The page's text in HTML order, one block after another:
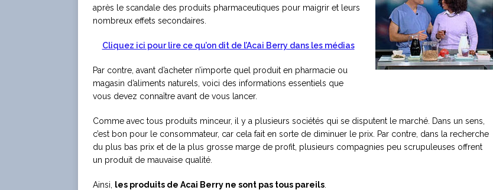
après le scandale des produits pharmaceutiques pour maigrir et leurs
nombreux effets secondaires.
Cliquez ici pour lire ce qu’on dit de l’Acai Berry dans les médias
Par contre, avant d’acheter n’importe quel produit en pharmacie ou
magasin d’aliments naturels, voici des informations essentiels que
vous devez connaître avant de vous lancer.
Comme avec tous produits minceur, il y a plusieurs sociétés qui se disputent le marché. Dans un sens,
c’est bon pour le consommateur, car cela fait en sorte de diminuer le prix. Par contre, dans la recherche
du plus bas prix et de la plus grosse marge de profit, plusieurs compagnies peu scrupuleuses offrent
un produit de mauvaise qualité.
Ainsi, les produits de Acai Berry ne sont pas tous pareils